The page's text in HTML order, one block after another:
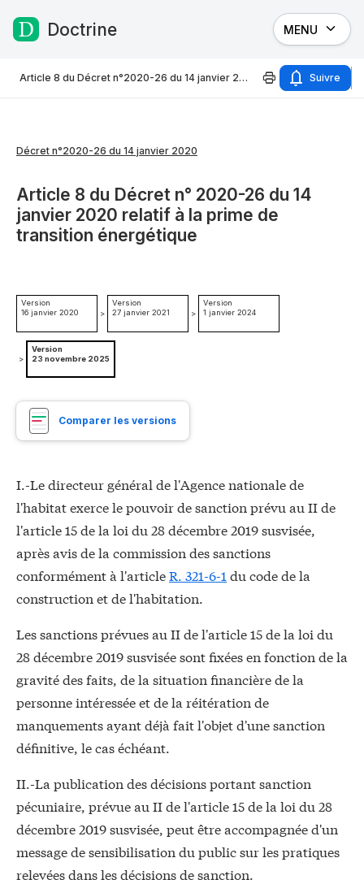
Passer au contenu
Doctrine MENU
Article 8 du Décret n°2020-26 du 14 janvier 2020 Suivre
Décret n°2020-26 du 14 janvier 2020
Article 8 du Décret n° 2020-26 du 14
janvier 2020 relatif à la prime de
transition énergétique
Version
16 janvier 2020
>
Version
27 janvier 2021
>
Version
1 janvier 2024
>
Version
23 novembre 2025
Comparer les versions
I.-Le directeur général de l'Agence nationale de
l'habitat exerce le pouvoir de sanction prévu au II de
l'article 15 de la loi du 28 décembre 2019 susvisée,
après avis de la commission des sanctions
conformément à l'articleR. 321-6-1 du code de la
construction et de l'habitation.
Les sanctions prévues au II de l'article 15 de la loi du
28 décembre 2019 susvisée sont fixées en fonction de la
gravité des faits, de la situation financière de la
personne intéressée et de la réitération de
manquements ayant déjà fait l'objet d'une sanction
définitive, le cas échéant.
II.-La publication des décisions portant sanction
pécuniaire, prévue au II de l'article 15 de la loi du 28
décembre 2019 susvisée, peut être accompagnée d'un
message de sensibilisation du public sur les pratiques
relevées dans les décisions de sanction.